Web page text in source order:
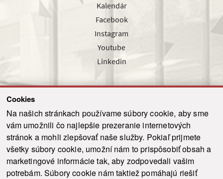
Cookies
Na našich stránkach používame súbory cookie, aby sme
vám umožnili čo najlepšie prezeranie internetových
stránok a mohli zlepšovať naše služby. Pokiaľ prijmete
všetky súbory cookie, umožní nám to prispôsobiť obsah a
marketingové informácie tak, aby zodpovedali vašim
potrebám. Súbory cookie nám taktiež pomáhajú riešiť
Kalendár
Facebook
Instagram
Youtube
Linkedin
Odoslať